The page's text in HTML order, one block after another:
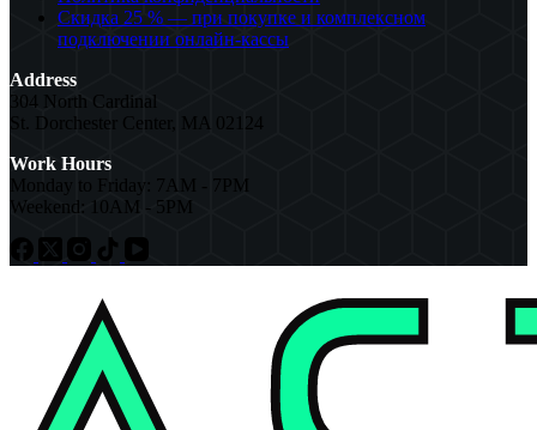
Скидка 25 % — при покупке и комплексном
подключении онлайн-кассы
Address
304 North Cardinal
St. Dorchester Center, MA 02124
Work Hours
Monday to Friday: 7AM - 7PM
Weekend: 10AM - 5PM